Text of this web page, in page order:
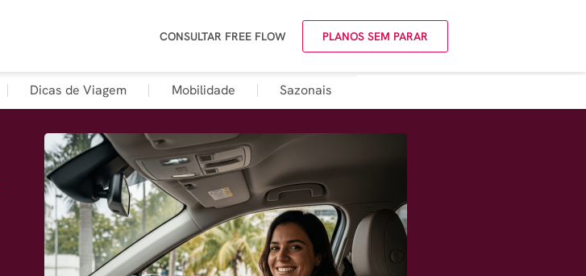
CONSULTAR FREE FLOW PLANOS SEM PARAR
Dicas de Viagem Mobilidade Sazonais